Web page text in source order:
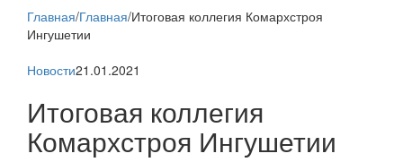
Главная/Главная/Итоговая коллегия Комархстроя
Ингушетии
Новости21.01.2021
Итоговая коллегия
Комархстроя Ингушетии